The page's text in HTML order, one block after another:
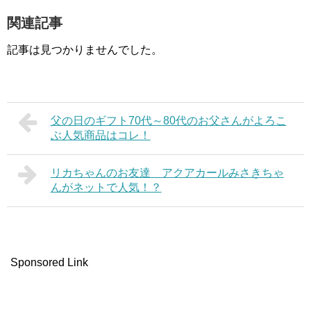
関連記事
記事は見つかりませんでした。
父の日のギフト70代～80代のお父さんがよろこ
ぶ人気商品はコレ！
リカちゃんのお友達 アクアカールみさきちゃ
んがネットで人気！？
Sponsored Link